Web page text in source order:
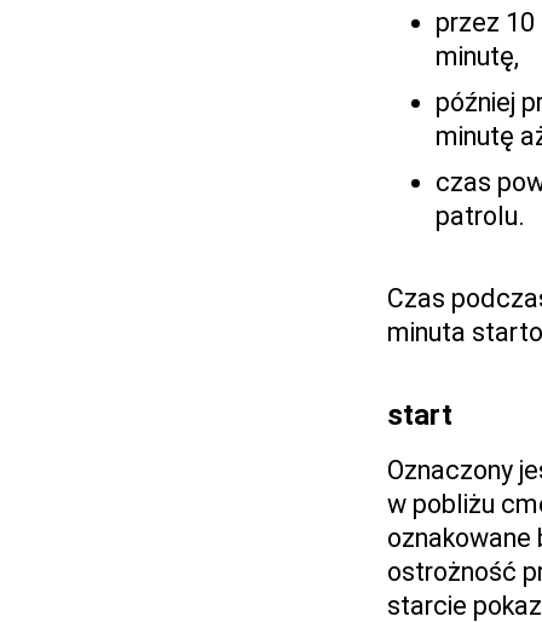
przez
minutę,
później
minutę
czas
patrolu.
Czas
minuta
start
Oznaczony
w pobliżu
oznakowane
ostrożność
starcie